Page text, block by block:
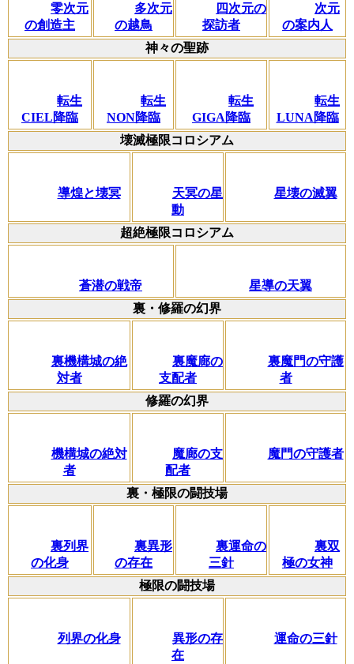
零次元
の創造主
多次元
の越鳥
四次元の
探訪者
次元
の案内人
神々の聖跡
転生
CIEL降臨
転生
NON降臨
転生
GIGA降臨
転生
LUNA降臨
壊滅極限コロシアム
導煌と壊冥
天冥の星
動
星壊の滅翼
超絶極限コロシアム
蒼潜の戦帝
星導の天翼
裏・修羅の幻界
裏機構城の絶
対者
裏魔廊の
支配者
裏魔門の守護
者
修羅の幻界
機構城の絶対
者
魔廊の支
配者
魔門の守護者
裏・極限の闘技場
裏列界
の化身
裏異形
の存在
裏運命の
三針
裏双
極の女神
極限の闘技場
列界の化身
異形の存
在
運命の三針